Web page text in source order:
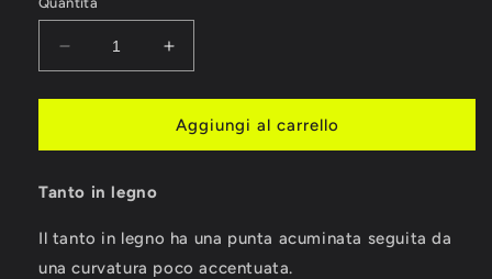
Diminuisci
quantità
per
IN
Aumenta
quantità
per
TANTO
IN
Aggiungi al carrello
Tanto in legno
Il tanto in legno ha una punta acuminata seguita da
una curvatura poco accentuata.